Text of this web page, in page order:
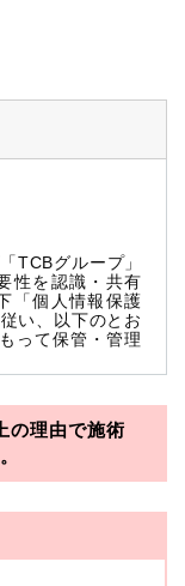
TCBグループ」
性を認識・共有
「個人情報保護
い、以下のとお
って保管・管理
ます。
の理由で施術